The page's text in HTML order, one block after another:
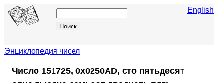
English
Энциклопедия чисел
Число 151725, 0x0250AD, сто пятьдесят